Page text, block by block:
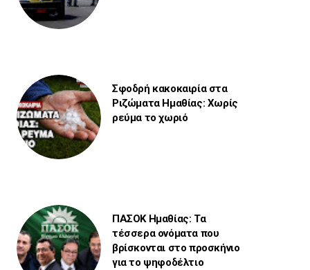
Σφοδρή κακοκαιρία στα
Ριζώματα Ημαθίας: Χωρίς
ρεύμα το χωριό
ΠΑΣΟΚ Ημαθίας: Τα
τέσσερα ονόματα που
βρίσκονται στο προσκήνιο
για το ψηφοδέλτιο